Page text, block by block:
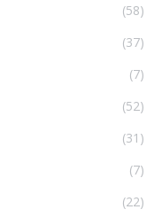
(58)
(37)
(7)
(52)
(31)
(7)
(22)